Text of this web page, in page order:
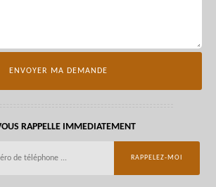
RAPPELLE IMMEDIATEMENT